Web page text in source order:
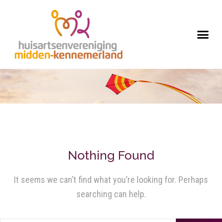
Nothing Found
It seems we can’t find what you’re looking for. Perhaps
searching can help.